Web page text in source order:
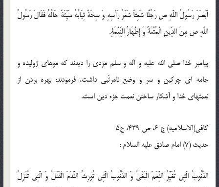
أَبْصَرَ رَسُولُ اللَّهِ ص رَجُلًا شَعِثاً شَعْرُ رَأْسِهِ وَ سِخَةً ثِيَابُهُ سَيِّئَةً حَالُهُ فَقَالَ رَسُولُ
اللَّهِ ص مِنَ الدِّينِ الْمُتْعَةُ وَ إِظْهَارُ النِّعْمَةِ.
پيامبر خدا صلی الله علیه و آله و سلم مردى را ديدند كه موهاى ژوليده و
جامه ‏اى چركين و سر و وضع نامرتّبى داشت، فرمودند: بهره بردن از
نعمت‏هاى خدا و آشكار ساختن نعمت جزء دين است.
كافى(الاسلامیه) ج 6، ص 439، ح5
حدیث (7) امام صادق علیه السلام :
الذُّنُوبُ الَّتِي تُغَيِّرُ النِّعَمَ الْبَغْيُ وَ الذُّنُوبُ الَّتِي تُورِثُ النَّدَمَ الْقَتْلُ وَ الَّتِي تُنْزِلُ